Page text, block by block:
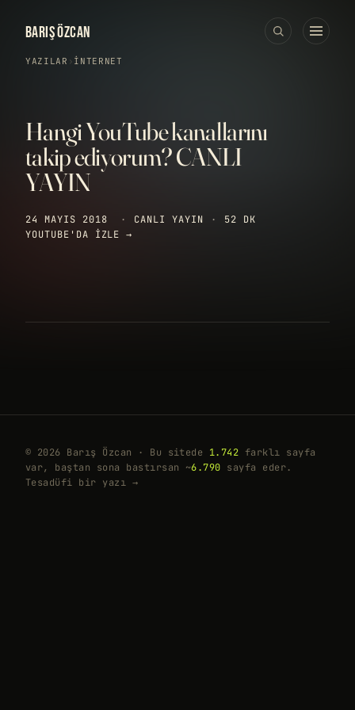
BARIŞ ÖZCAN
YAZILAR › İNTERNET
Hangi YouTube kanallarını
takip ediyorum? CANLI
YAYIN
24 MAYIS 2018 · CANLI YAYIN ·
52 DK
YOUTUBE'DA IZLE →
© 2026 Barış Özcan · Bu sitede 1.742 farklı sayfa
var, baştan sona bastırsan ~6.790 sayfa eder.
Tesadüfi bir yazı →